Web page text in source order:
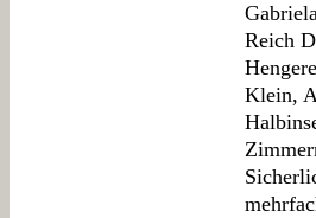
Reich
Klein,